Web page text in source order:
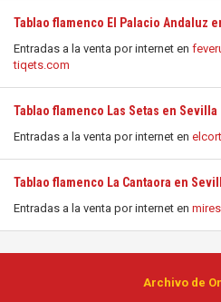
Tablao flamenco El Palacio Andaluz
Entradas a la venta por internet en
tiqets.com
Tablao flamenco Las Setas en Sevilla
Entradas a la venta por internet en
Tablao flamenco La Cantaora en
Entradas a la venta por internet en
Archivo de